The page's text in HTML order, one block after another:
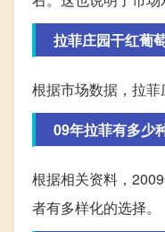
拉菲庄园干红葡
根据市场数据，拉
09年拉菲有多少
根据相关资料，
者有多样化的选择。